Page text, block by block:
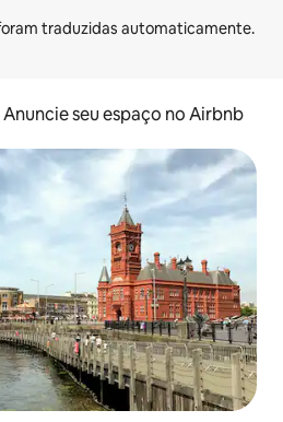
Anuncie seu espaço no Airbnb